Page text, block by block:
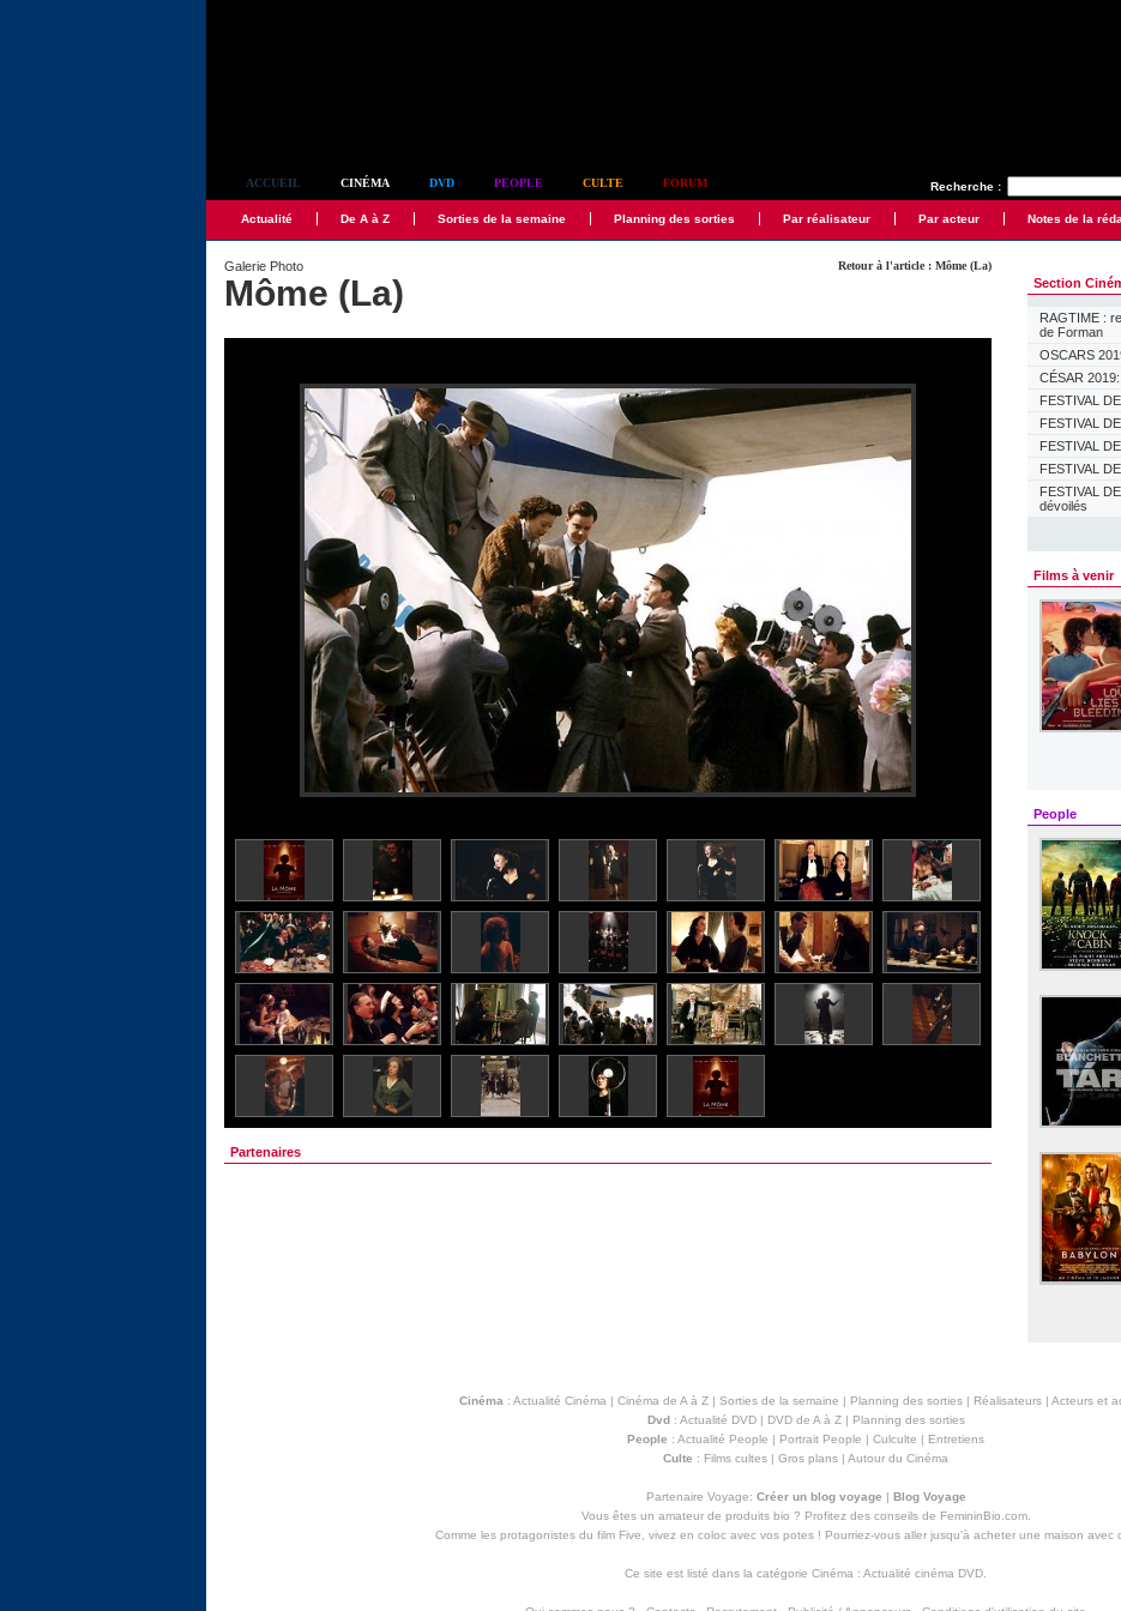
Recherche :
ACCUEIL CINÉMA DVD PEOPLE CULTE FORUM
Actualité De A à Z Sorties de la semaine Planning des sorties Par réalisateur Par acteur Notes de la
Retour à l'article : Môme (La)
Galerie Photo
Môme (La)
Partenaires
Section
RAGTIME :
de Forman
OSCARS
CÉSAR
FESTIVAL
FESTIVAL
FESTIVAL
FESTIVAL
FESTIVAL
dévoilés
Films à venir
People
Cinéma : Actualité Cinéma | Cinéma de A à Z| Sorties de la semaine | Planning des sorties| Réalisateurs| Acteurs et
Dvd: Actualité DVD| DVD de A à Z| Planning des sorties
People : Actualité People | Portrait People | Culculte | Entretiens
Culte : Films cultes | Gros plans | Autour du Cinéma
Partenaire Voyage: Créer un blog voyage | Blog Voyage
Vous êtes un amateur de produits bio ? Profitez des conseils de FemininBio.com.
Comme les protagonistes du film Five, vivez en coloc avec vos potes ! Pourriez-vous aller jusqu'à acheter une maison avec
Ce site est listé dans la catégorie Cinéma : Actualité cinéma DVD